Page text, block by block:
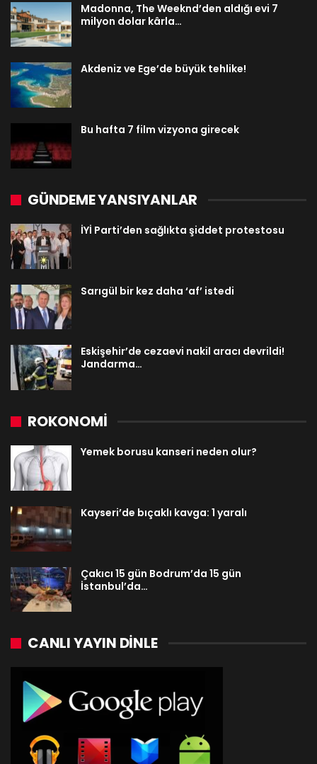
Madonna, The Weeknd’den aldığı evi 7
milyon dolar kârla…
Akdeniz ve Ege’de büyük tehlike!
Bu hafta 7 film vizyona girecek
GÜNDEME YANSIYANLAR
İYİ Parti’den sağlıkta şiddet protestosu
Sarıgül bir kez daha ‘af’ istedi
Eskişehir’de cezaevi nakil aracı devrildi!
Jandarma…
ROKONOMİ
Yemek borusu kanseri neden olur?
Kayseri’de bıçaklı kavga: 1 yaralı
Çakıcı 15 gün Bodrum’da 15 gün
İstanbul’da…
CANLI YAYIN DINLE